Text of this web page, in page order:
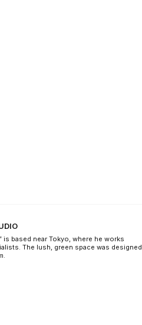
is based near Tokyo, where he works
The lush, green space was designed